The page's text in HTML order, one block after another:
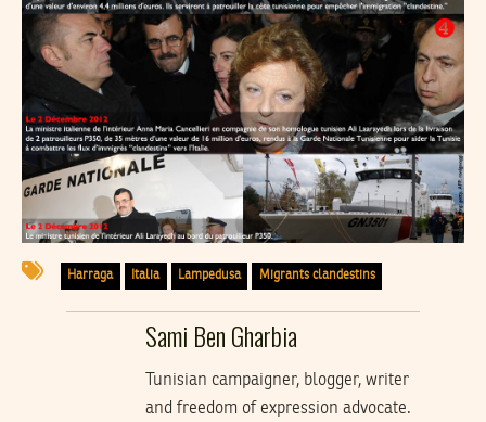
Harraga Italia Lampedusa Migrants clandestins
Sami Ben Gharbia
Tunisian campaigner, blogger, writer
and freedom of expression advocate.